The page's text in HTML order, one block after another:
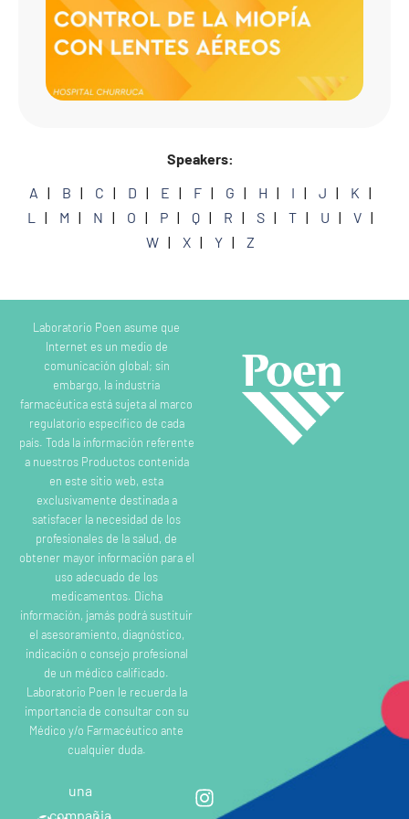
Speakers:
A
B C D E F G H I J
K
L
M N O P Q R S T U
V
W
X Y Z
Laboratorio Poen asume que
Internet es un medio de
comunicación global; sin
embargo, la industria
farmacéutica está sujeta al marco
regulatorio específico de cada
país. Toda la información referente
a nuestros Productos contenida
en este sitio web, esta
exclusivamente destinada a
satisfacer la necesidad de los
profesionales de la salud, de
obtener mayor información para el
uso adecuado de los
medicamentos. Dicha
información, jamás podrá sustituir
el asesoramiento, diagnóstico,
indicación o consejo profesional
de un médico calificado.
Laboratorio Poen le recuerda la
importancia de consultar con su
Médico y/o Farmacéutico ante
cualquier duda.
una
compañia